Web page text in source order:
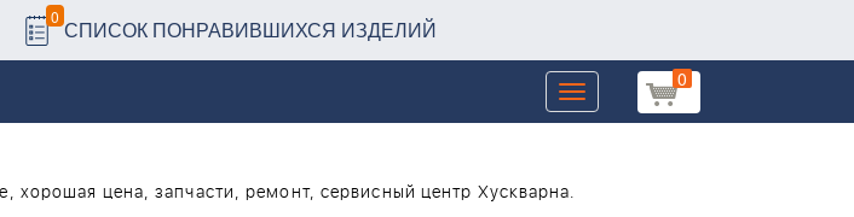
0 СПИСОК ПОНРАВИВШИХСЯ ИЗДЕЛИЙ
0
Toggle
navigation
хорошая цена, запчасти, ремонт, сервисный центр Хускварна.